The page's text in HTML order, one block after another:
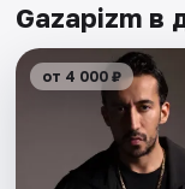
Gazapizm в
от 4 000 ₽